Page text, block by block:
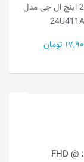
مانیتور 23.8 اینچ ال جی مدل
تومان
اندازه نمایشگر: 24.5 اینچ وضوح تصویر: FHD @